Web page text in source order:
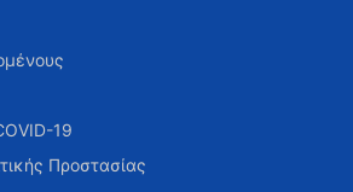
19
Προστασίας